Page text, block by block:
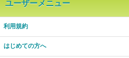
ユーザーメニュー
利用規約
はじめての方へ